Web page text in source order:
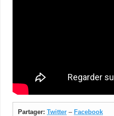
Partager: Twitter – Facebook